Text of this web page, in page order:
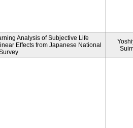
Analysis of Subjective Life
Effects from Japanese National